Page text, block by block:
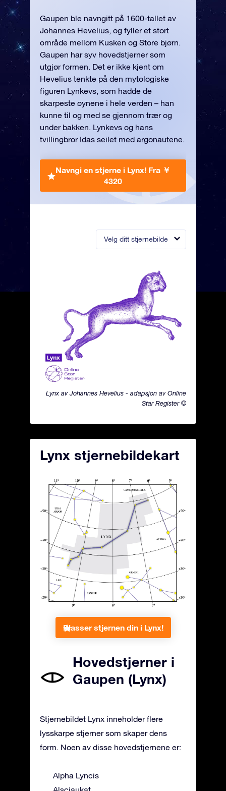
Velg ditt stjernebilde
Lynx av Johannes Hevelius - adapsjon av Online
Star Register ©
Gaupen ble navngitt på 1600-tallet av
Johannes Hevelius, og fyller et stort
område mellom Kusken og Store bjørn.
Gaupen har syv hovedstjerner som
utgjør formen. Det er ikke kjent om
Hevelius tenkte på den mytologiske
figuren Lynkevs, som hadde de
skarpeste øynene i hele verden – han
kunne til og med se gjennom trær og
under bakken. Lynkevs og hans
tvillingbror Idas seilet med argonautene.
Navngi en stjerne i Lynx! Fra ￥
4320
Lynx stjernebildekart
Plasser stjernen din i Lynx!
Hovedstjerner i
Gaupen (Lynx)
Stjernebildet Lynx inneholder flere
lysskarpe stjerner som skaper dens
form. Noen av disse hovedstjernene er:
Alpha Lyncis